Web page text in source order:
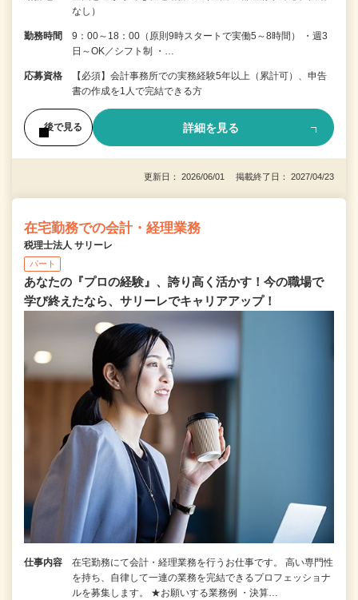
なし）
勤務時間
9：00～18：00（原則9時スタートで実働5～8時間） ・週3
日～OK／シフト制 ・…
応募資格
【必須】会計事務所での実務経験5年以上（累計可）、申告
書の作成を1人で完結できる方
後で見る 詳細を見る
更新日： 2026/06/01 掲載終了日： 2027/04/23
在宅勤務での会計・経理業務
税理士法人 サリーレ
パート
あなたの『プロの経験』、誇り高く活かす！今の職場で
学び終えたなら、サリーレでキャリアアップ！
仕事内容
在宅勤務にて会計・経理業務を行うお仕事です。 高い専門性
を持ち、自律して一連の業務を完結できるプロフェッショナ
ルを募集します。 ★お願いする業務例 ・決算…